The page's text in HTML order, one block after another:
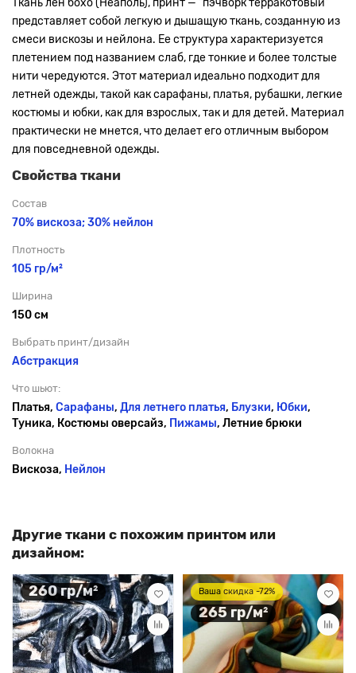
представляет собой легкую и дышащую ткань, созданную из
смеси вискозы и нейлона. Ее структура характеризуется
плетением под названием слаб, где тонкие и более толстые
нити чередуются. Этот материал идеально подходит для
летней одежды, такой как сарафаны, платья, рубашки, легкие
костюмы и юбки, как для взрослых, так и для детей. Материал
практически не мнется, что делает его отличным выбором
для повседневной одежды.
Свойства ткани
Состав
70% вискоза; 30% нейлон
Плотность
105 гр/м²
Ширина
150 см
Выбрать принт/дизайн
Абстракция
Что шьют:
Платья, Сарафаны, Для летнего платья, Блузки, Юбки,
Туника, Костюмы оверсайз, Пижамы, Летние брюки
Волокна
Вискоза, Нейлон
Другие ткани с похожим принтом или
дизайном:
260 гр/м² Ваша скидка -72%
265 гр/м²